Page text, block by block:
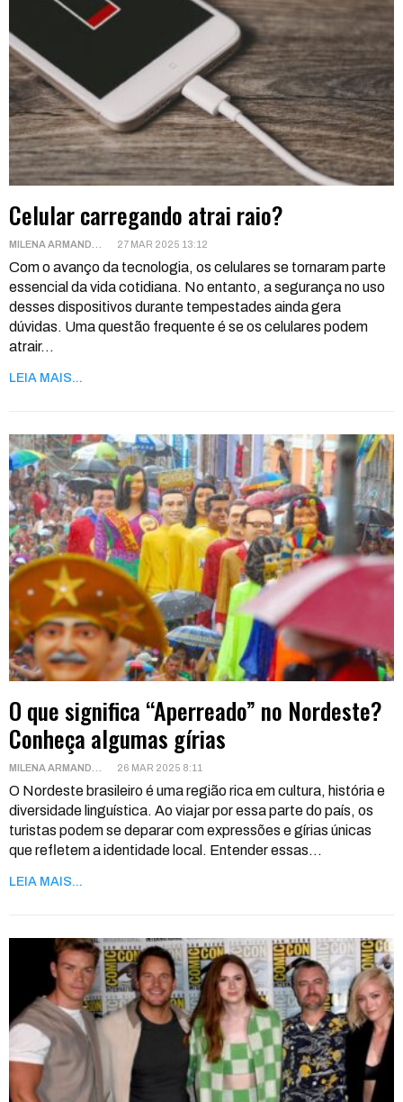
Celular carregando atrai raio?
27 MAR 2025 13:12
Com o avanço da tecnologia, os celulares se tornaram parte
essencial da vida cotidiana. No entanto, a segurança no uso
desses dispositivos durante tempestades ainda gera
dúvidas. Uma questão frequente é se os celulares podem
atrair…
LEIA MAIS...
O que significa “Aperreado” no Nordeste?
Conheça algumas gírias
26 MAR 2025 8:11
O Nordeste brasileiro é uma região rica em cultura, história e
diversidade linguística. Ao viajar por essa parte do país, os
turistas podem se deparar com expressões e gírias únicas
que refletem a identidade local. Entender essas…
LEIA MAIS...